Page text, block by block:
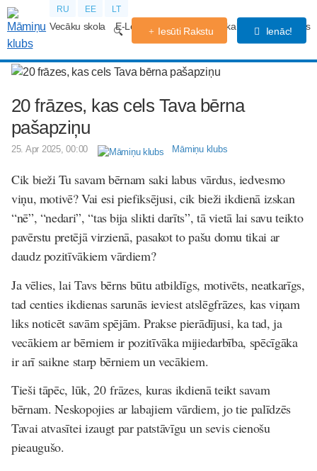
RU EE LT
Vecāku skola E-Lekcijas Grūtniecības kalendārs Forums
Iesūti Rakstu Ienāc!
20 frāzes, kas cels Tava bērna
pašapziņu
25. Apr 2025, 00:00 Māmiņu klubs
Cik bieži Tu savam bērnam saki labus vārdus, iedvesmo
viņu, motivē? Vai esi piefiksējusi, cik bieži ikdienā izskan
“nē”, “nedari”, “tas bija slikti darīts”, tā vietā lai savu teikto
pavērstu pretējā virzienā, pasakot to pašu domu tikai ar
daudz pozitīvākiem vārdiem?
Ja vēlies, lai Tavs bērns būtu atbildīgs, motivēts, neatkarīgs,
tad centies ikdienas sarunās ieviest atslēgfrāzes, kas viņam
liks noticēt savām spējām. Prakse pierādījusi, ka tad, ja
vecākiem ar bērniem ir pozitīvāka mijiedarbība, spēcīgāka
ir arī saikne starp bērniem un vecākiem.
Tieši tāpēc, lūk, 20 frāzes, kuras ikdienā teikt savam
bērnam. Neskopojies ar labajiem vārdiem, jo tie palīdzēs
Tavai atvasītei izaugt par patstāvīgu un sevis cienošu
pieaugušo.